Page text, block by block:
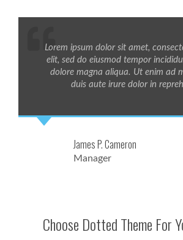
Lorem ipsum dolor sit amet,
elit, sed do eiusmod tempor
dolore magna aliqua. Ut enim ad
duis aute irure dolor in
James P. Cameron
Manager
Choose Dotted Theme For